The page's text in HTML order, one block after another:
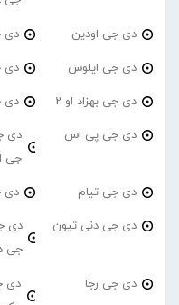
دی جی اودین دی
دی جی ایلوس دی
دی جی بهزاد او 2 دی
دی جی پی اس
دی
جی
دی جی تیام دی
دی جی دنی تیون
دی
جی
دی جی رجا
دی